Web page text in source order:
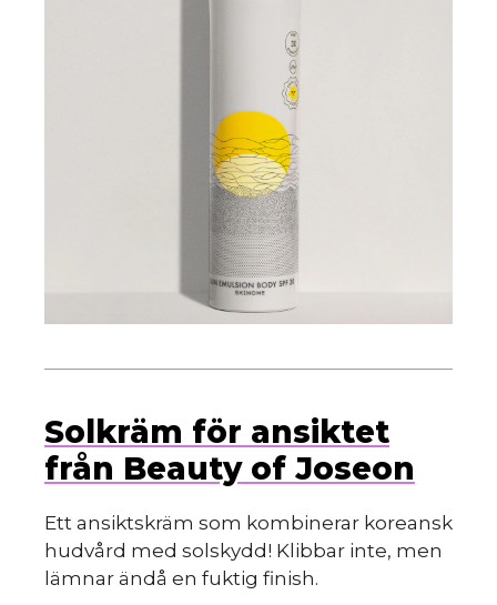
Solkräm för ansiktet
från Beauty of Joseon
Ett ansiktskräm som kombinerar koreansk
hudvård med solskydd! Klibbar inte, men
lämnar ändå en fuktig finish.